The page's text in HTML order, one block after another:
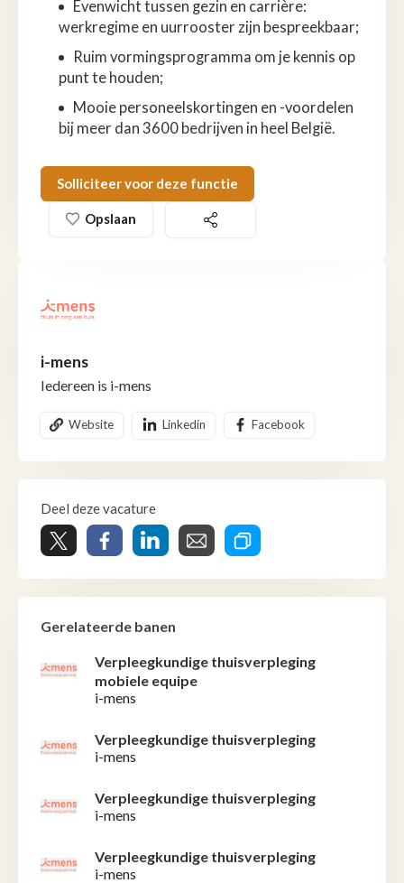
Evenwicht tussen gezin en carrière:
werkregime en uurrooster zijn bespreekbaar;
Ruim vormingsprogramma om je kennis op
punt te houden;
Mooie personeelskortingen en -voordelen
bij meer dan 3600 bedrijven in heel België.
Solliciteer voor deze functie
Opslaan
i-mens
Iedereen is i-mens
Website Linkedin Facebook
Deel deze vacature
Gerelateerde banen
Verpleegkundige thuisverpleging
mobiele equipe
i-mens
Verpleegkundige thuisverpleging
i-mens
Verpleegkundige thuisverpleging
i-mens
Verpleegkundige thuisverpleging
i-mens